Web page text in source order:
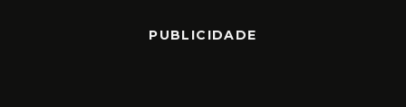
PUBLICIDADE